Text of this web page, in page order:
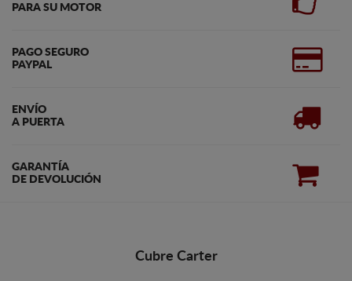
PARA SU MOTOR
PAGO SEGURO
PAYPAL
ENVÍO
A PUERTA
GARANTÍA
DE DEVOLUCIÓN
Cubre Carter